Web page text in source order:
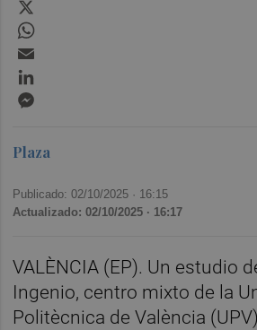
Plaza
Publicado: 02/10/2025 · 16:15
Actualizado: 02/10/2025 · 16:17
VALÈNCIA (EP). Un estudio
Ingenio, centro mixto de la
Politècnica de València